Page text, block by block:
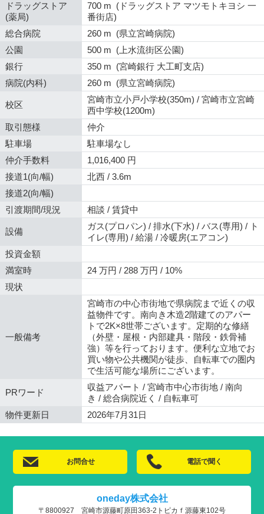
ドラッグストア
(薬局)
700 m (ドラッグストア マツモトキヨシ 一
番街店)
総合病院
260 m (県立宮崎病院)
公園
500 m (上水流街区公園)
銀行
350 m (宮崎銀行 大工町支店)
病院(内科)
260 m (県立宮崎病院)
校区
宮崎市立小戸小学校(350m) / 宮崎市立宮崎
西中学校(1200m)
取引態様
仲介
駐車場
駐車場なし
仲介手数料
1,016,400 円
接道1(向/幅)
北西 / 3.6m
接道2(向/幅)
引渡期間/現況
相談 / 賃貸中
設備
ガス(プロパン) / 排水(下水) / バス(専用) / ト
イレ(専用) / 給湯 / 冷暖房(エアコン)
投資金額
満室時
24 万円 / 288 万円 / 10%
現状
一般備考
宮崎市の中心市街地で県病院まで近くの収
益物件です。南向き木造2階建てのアパー
トで2K×8世帯ございます。定期的な修繕
（外壁・屋根・内部建具・階段・鉄骨補
強）等を行っております。便利な立地でお
買い物や公共機関が徒歩、自転車での圏内
で生活可能な場所にございます。
PRワード
収益アパート / 宮崎市中心市街地 / 南向
き / 総合病院近く / 自転車可
物件更新日
2026年7月31日
お問合せ 電話で聞く
oneday株式会社
〒8800927 宮崎市源藤町原田363-2トピカｆ源藤東102号